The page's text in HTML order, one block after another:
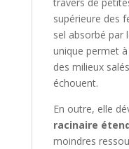
supérieure des
sel absorbé par
unique permet
des milieux
échouent.
En outre, elle
racinaire
moindres